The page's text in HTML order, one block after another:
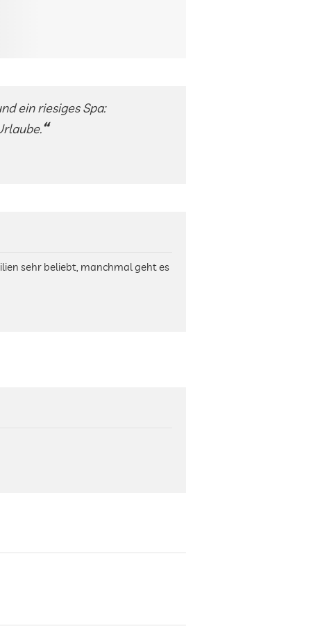
ein riesiges Spa:
sehr beliebt, manchmal geht es